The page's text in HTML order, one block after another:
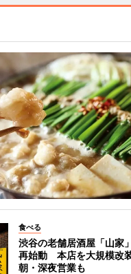
食べる
渋谷の老舗居酒屋「山家
再始動 本店を大規模改装
朝・深夜営業も